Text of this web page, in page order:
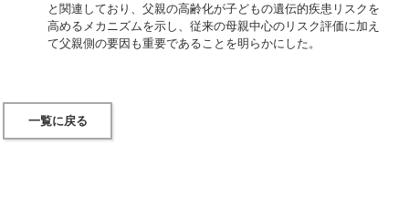
と関連しており、父親の高齢化が子どもの遺伝的疾患リスクを
高めるメカニズムを示し、従来の母親中心のリスク評価に加え
て父親側の要因も重要であることを明らかにした。
一覧に戻る